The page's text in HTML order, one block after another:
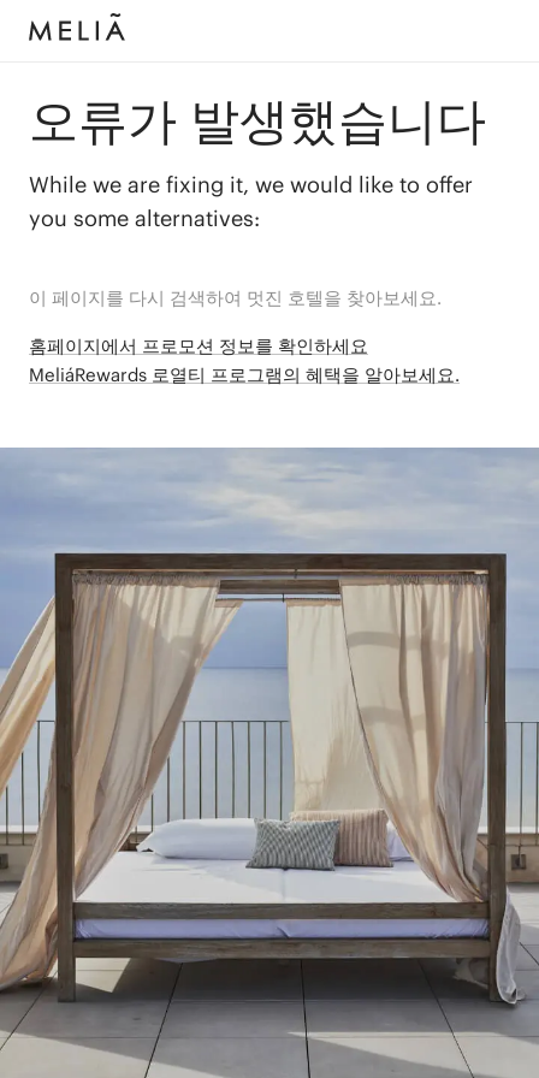
오류가 발생했습니다
While we are fixing it, we would like to offer
you some alternatives:
이 페이지를 다시 검색하여 멋진 호텔을 찾아보세요.
홈페이지에서 프로모션 정보를 확인하세요
MeliáRewards 로열티 프로그램의 혜택을 알아보세요.